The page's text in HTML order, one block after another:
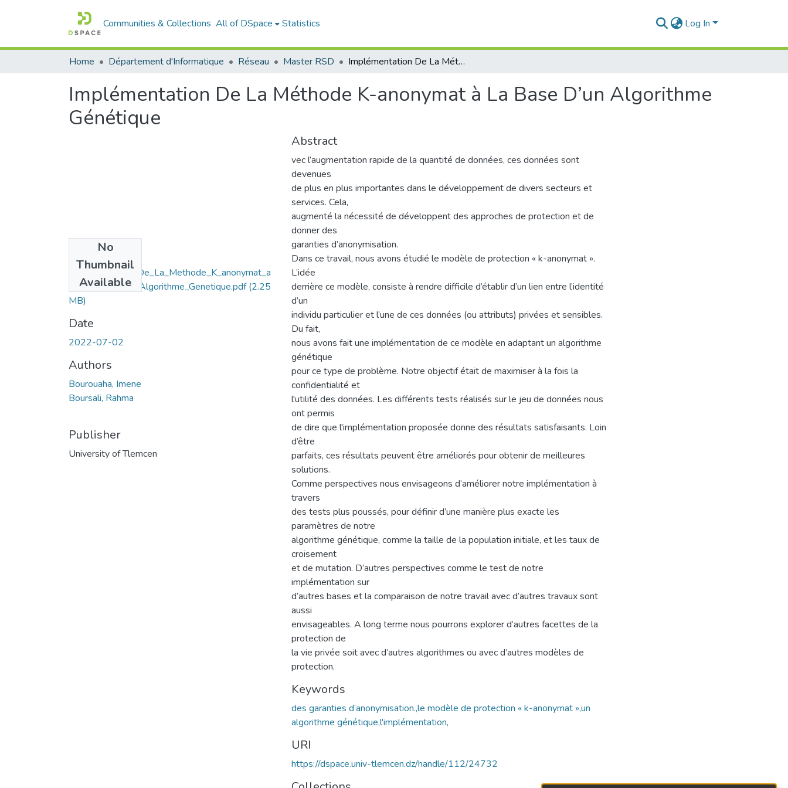
Communities & Collections All of DSpace Statistics Log In
Home Département d'Informatique Réseau Master RSD Implémentation De La Méthode K-anonymat à La Base D’un Algorithme Génétique
Implémentation De La Méthode K-anonymat à La Base D’un Algorithme
Génétique
No
Thumbnail
Available
Implementation_De_La_Methode_K_anonymat_a
_La_Base_D_un_Algorithme_Genetique.pdf(2.25
MB)
Date
2022-07-02
Authors
Bourouaha, Imene
Boursali, Rahma
Publisher
University of Tlemcen
Abstract
vec l’augmentation rapide de la quantité de données, ces données sont
devenues
de plus en plus importantes dans le développement de divers secteurs et
services. Cela,
augmenté la nécessité de développent des approches de protection et de
donner des
garanties d’anonymisation.
Dans ce travail, nous avons étudié le modèle de protection « k-anonymat ».
L’idée
derrière ce modèle, consiste à rendre difficile d’établir d’un lien entre l’identité
d’un
individu particulier et l’une de ces données (ou attributs) privées et sensibles.
Du fait,
nous avons fait une implémentation de ce modèle en adaptant un algorithme
génétique
pour ce type de problème. Notre objectif était de maximiser à la fois la
confidentialité et
l'utilité des données. Les différents tests réalisés sur le jeu de données nous
ont permis
de dire que l'implémentation proposée donne des résultats satisfaisants. Loin
d’être
parfaits, ces résultats peuvent être améliorés pour obtenir de meilleures
solutions.
Comme perspectives nous envisageons d’améliorer notre implémentation à
travers
des tests plus poussés, pour définir d’une manière plus exacte les
paramètres de notre
algorithme génétique, comme la taille de la population initiale, et les taux de
croisement
et de mutation. D’autres perspectives comme le test de notre
implémentation sur
d’autres bases et la comparaison de notre travail avec d’autres travaux sont
aussi
envisageables. A long terme nous pourrons explorer d’autres facettes de la
protection de
la vie privée soit avec d’autres algorithmes ou avec d’autres modèles de
protection.
Keywords
des garanties d’anonymisation.,le modèle de protection « k-anonymat »,un
algorithme génétique,l'implémentation,
URI
https://dspace.univ-tlemcen.dz/handle/112/24732